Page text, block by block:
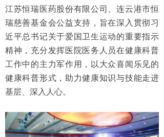
江苏恒瑞医药股份有限公司、连云港市恒
瑞慈善基金会公益支持，旨在深入贯彻习
近平总书记关于爱国卫生运动的重要指示
精神，充分发挥医院医务人员在健康科普
工作中的主力军作用，以大众喜闻乐见的
健康科普形式，助力健康知识与技能走进
基层、深入人心。